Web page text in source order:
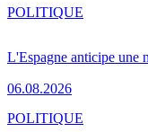
L'Espagne anticipe une
06.08.2026
POLITIQUE
POLITIQUE